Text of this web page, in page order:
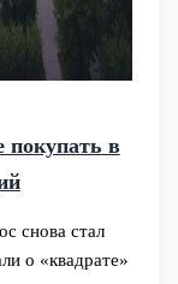
покупать в
снова стал
о «квадрате»